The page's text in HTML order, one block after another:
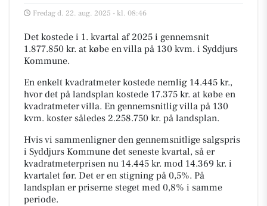
Fredag d. 22. aug. 2025 - kl. 08:46
Det kostede i 1. kvartal af 2025 i gennemsnit
1.877.850 kr. at købe en villa på 130 kvm. i Syddjurs
Kommune.
En enkelt kvadratmeter kostede nemlig 14.445 kr.,
hvor det på landsplan kostede 17.375 kr. at købe en
kvadratmeter villa. En gennemsnitlig villa på 130
kvm. koster således 2.258.750 kr. på landsplan.
Hvis vi sammenligner den gennemsnitlige salgspris
i Syddjurs Kommune det seneste kvartal, så er
kvadratmeterprisen nu 14.445 kr. mod 14.369 kr. i
kvartalet før. Det er en stigning på 0,5%. På
landsplan er priserne steget med 0,8% i samme
periode.